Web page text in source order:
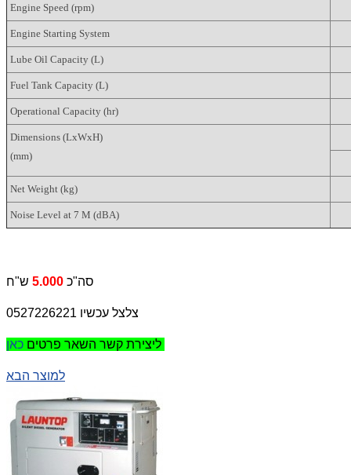
Engine Speed (rpm)
Engine Starting System
Lube Oil Capacity (L)
Fuel Tank Capacity (L)
Operational Capacity (hr)
Dimensions (LxWxH)
(mm)
Net Weight (kg)
Noise Level at 7 M (dBA)
סה"כ 5.000
ליצירת קשר השאר פרטים
למוצר הבא